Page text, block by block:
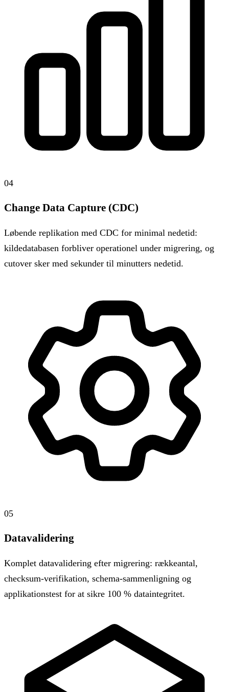
04
Change Data Capture (CDC)
Løbende replikation med CDC for minimal nedetid:
kildedatabasen forbliver operationel under migrering, og
cutover sker med sekunder til minutters nedetid.
05
Datavalidering
Komplet datavalidering efter migrering: rækkeantal,
checksum-verifikation, schema-sammenligning og
applikationstest for at sikre 100 % dataintegritet.